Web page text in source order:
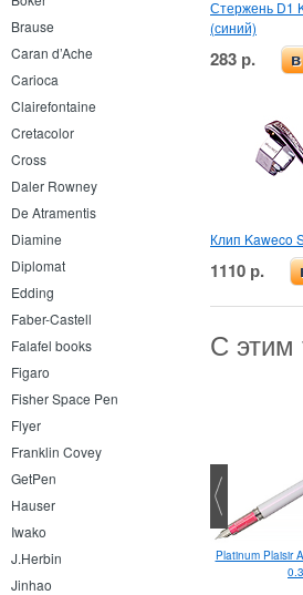
Brause
Caran d’Ache
Carioca
Clairefontaine
Cretacolor
Cross
Daler Rowney
De Atramentis
Diamine
Diplomat
Edding
Faber-Castell
Falafel books
Figaro
Fisher Space Pen
Flyer
Franklin Covey
GetPen
Hauser
Iwako
J.Herbin
Jinhao
Стержень D1
(синий)
283 р.
Клип Kaweco
1110 р.
С этим
Platinum Plaisir
0.3